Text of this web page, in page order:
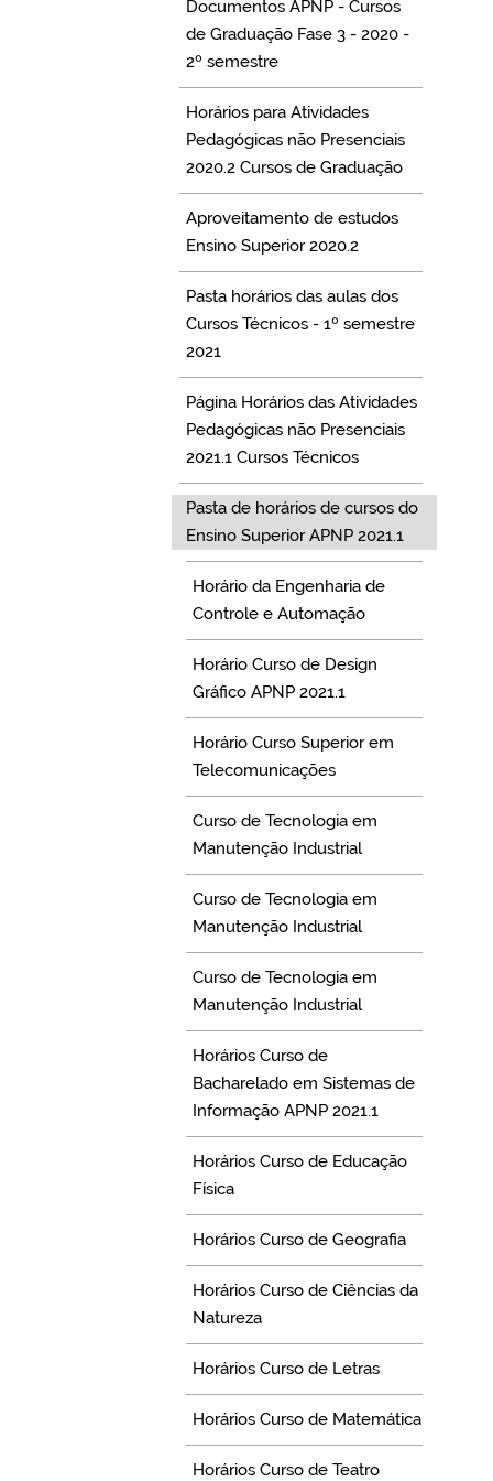
Documentos APNP - Cursos
de Graduação Fase 3 - 2020 -
2º semestre
Horários para Atividades
Pedagógicas não Presenciais
2020.2 Cursos de Graduação
Aproveitamento de estudos
Ensino Superior 2020.2
Pasta horários das aulas dos
Cursos Técnicos - 1º semestre
2021
Página Horários das Atividades
Pedagógicas não Presenciais
2021.1 Cursos Técnicos
Pasta de horários de cursos do
Ensino Superior APNP 2021.1
Horário da Engenharia de
Controle e Automação
Horário Curso de Design
Gráfico APNP 2021.1
Horário Curso Superior em
Telecomunicações
Curso de Tecnologia em
Manutenção Industrial
Curso de Tecnologia em
Manutenção Industrial
Curso de Tecnologia em
Manutenção Industrial
Horários Curso de
Bacharelado em Sistemas de
Informação APNP 2021.1
Horários Curso de Educação
Física
Horários Curso de Geografia
Horários Curso de Ciências da
Natureza
Horários Curso de Letras
Horários Curso de Matemática
Horários Curso de Teatro